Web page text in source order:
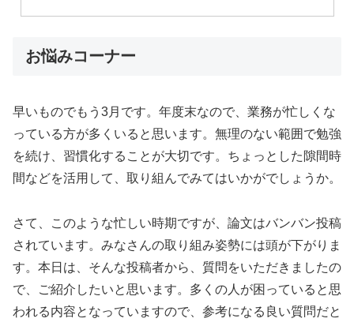
お悩みコーナー
早いものでもう3月です。年度末なので、業務が忙しくな
っている方が多くいると思います。無理のない範囲で勉強
を続け、習慣化することが大切です。ちょっとした隙間時
間などを活用して、取り組んでみてはいかがでしょうか。
さて、このような忙しい時期ですが、論文はバンバン投稿
されています。みなさんの取り組み姿勢には頭が下がりま
す。本日は、そんな投稿者から、質問をいただきましたの
で、ご紹介したいと思います。多くの人が困っていると思
われる内容となっていますので、参考になる良い質問だと